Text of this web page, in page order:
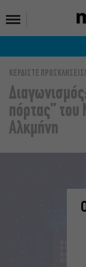
ΚΕΡΔΙΣΤΕ ΠΡΟΣΚΛΗΣΕΙΣ
πόρτας” του
Αλκμήνη